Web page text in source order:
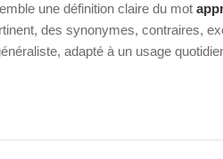
une définition claire du mot
des synonymes, contraires,
adapté à un usage